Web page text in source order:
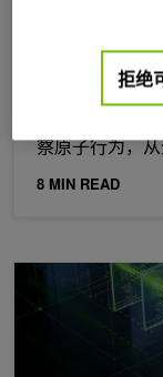
针对大规模分
分子动力学
察原子行为，
8 MIN READ
使用 DFlash 预测
拒绝